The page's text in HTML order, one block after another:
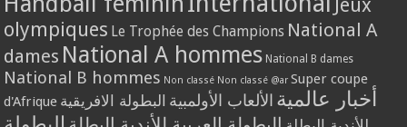
Jeux
olympiques Le Trophée des Champions National A
dames National A hommes National B dames
National B hommes Non classé Non classé @ar Super coupe
d'Afrique
أخبار عالمية الألعاب الأولمبية البطولة الافريقية